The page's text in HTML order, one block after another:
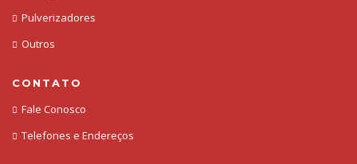
Pulverizadores
Outros
CONTATO
Fale Conosco
Telefones e Endereços